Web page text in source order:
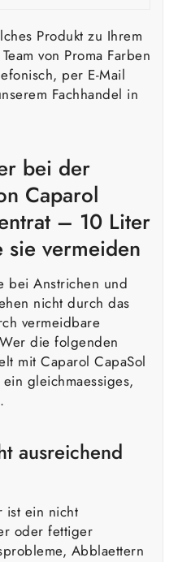
Produkt zu Ihrem
von Proma Farben
per E-Mail
Fachhandel in
bei der
Caparol
– 10 Liter
vermeiden
bei Anstrichen und
nicht durch das
vermeidbare
die folgenden
mit Caparol CapaSol
gleichmaessiges,
ausreichend
ist ein nicht
oder fettiger
Abblaettern